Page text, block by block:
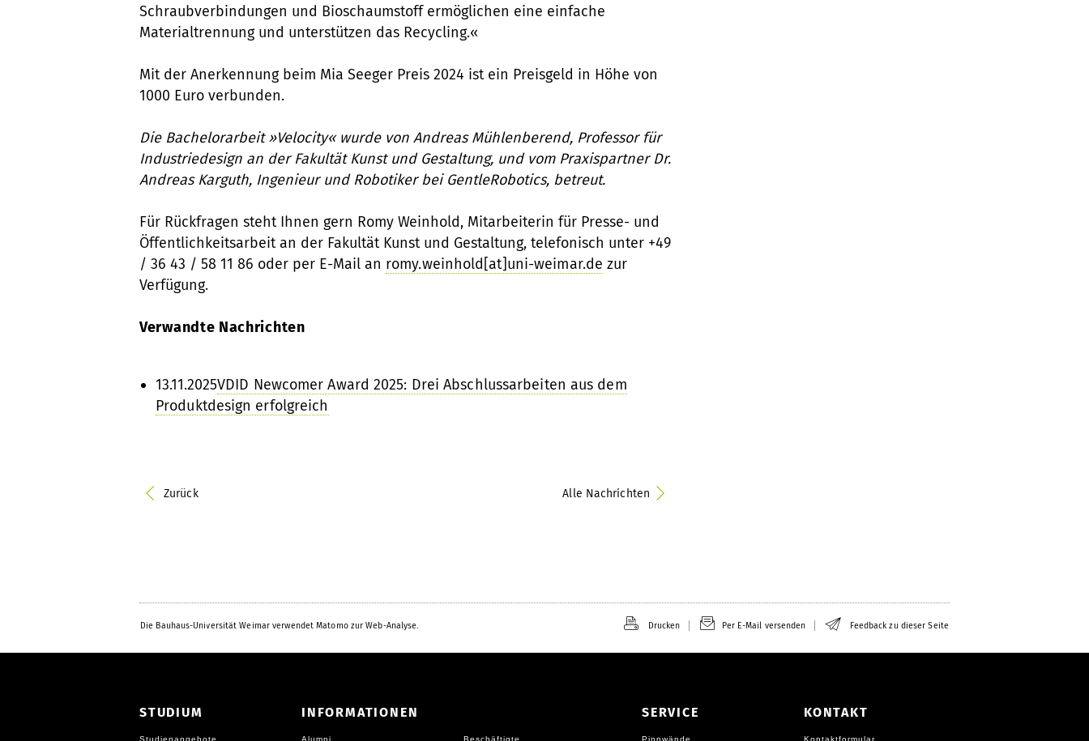
Schraubverbindungen und Bioschaumstoff ermöglichen eine einfache
Materialtrennung und unterstützen das Recycling.«
Mit der Anerkennung beim Mia Seeger Preis 2024 ist ein Preisgeld in Höhe von
1000 Euro verbunden.
Die Bachelorarbeit »Velocity« wurde von Andreas Mühlenberend, Professor für
Industriedesign an der Fakultät Kunst und Gestaltung, und vom Praxispartner Dr.
Andreas Karguth, Ingenieur und Robotiker bei GentleRobotics, betreut.
Für Rückfragen steht Ihnen gern Romy Weinhold, Mitarbeiterin für Presse- und
Öffentlichkeitsarbeit an der Fakultät Kunst und Gestaltung, telefonisch unter +49
/ 36 43 / 58 11 86 oder per E-Mail an romy.weinhold[at]uni-weimar.de zur
Verfügung.
Verwandte Nachrichten
13.11.2025VDID Newcomer Award 2025: Drei Abschlussarbeiten aus dem
Produktdesign erfolgreich
Zurück Alle Nachrichten
Die Bauhaus-Universität Weimar verwendet Matomo zur Web-Analyse. Drucken Per E-Mail versenden Feedback zu dieser Seite
STUDIUM
Studienangebote
INFORMATIONEN
Alumni Beschäftigte
SERVICE
Pinnwände
KONTAKT
Kontaktformular